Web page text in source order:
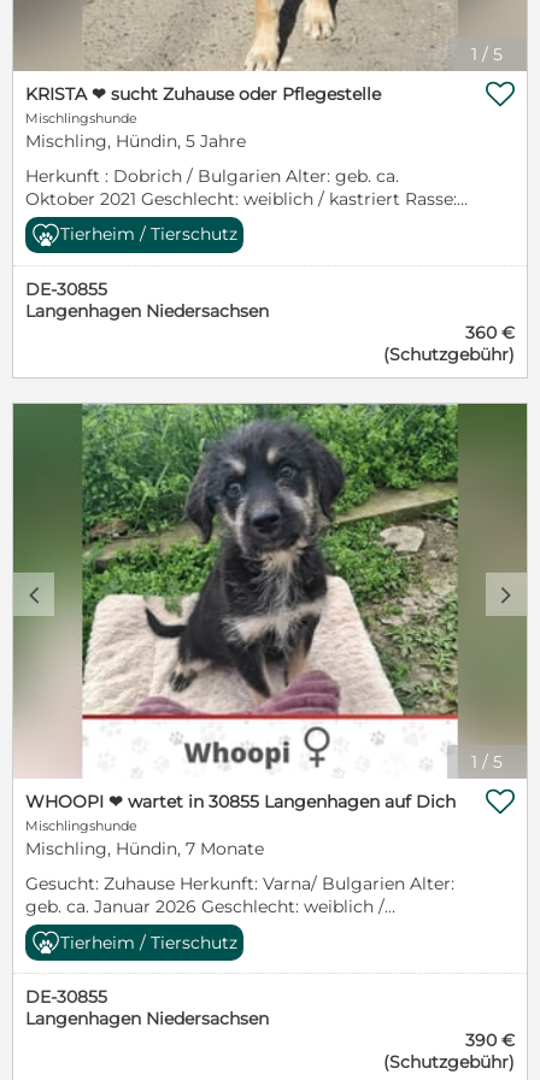
1 / 5
KRISTA ❤ sucht Zuhause oder Pflegestelle
Mischlingshunde
Mischling, Hündin, 5 Jahre
Herkunft : Dobrich / Bulgarien Alter: geb. ca.
Oktober 2021 Geschlecht: weiblich / kastriert Rasse:
Mischling mittel, Schulterhöhe: ca. 45cm, Gewicht:
ca. 12kg Ausreise ab: sofort Besonderheit: keine
Verträglich mit… Katzen: nicht bekannt Hunde: ja
Kinder: ja, keine Kleinkinder Charakter: freundlich
und verspielt, nur anfangs zurückhaltend Sicherheit:
Bemerkungen: keine Schwester von KRIS Interesse
geweckt? Wenn Sie nähere Informationen zu dem
Tier wünschen, schreiben Sie uns bitte eine
Nachricht.

Tierheim / Tierschutz
DE-30855
Langenhagen Niedersachsen
360 €
(Schutzgebühr)
1 / 5
c d
WHOOPI ❤ wartet in 30855 Langenhagen auf Dich
Mischlingshunde
Mischling, Hündin, 7 Monate
Gesucht: Zuhause Herkunft: Varna/ Bulgarien Alter:
geb. ca. Januar 2026 Geschlecht: weiblich /
unkastriert Rasse: Mischling mittel (Stand Juni 2026
ca. 40 cm) Besonderheit: keine Verträglich mit…
Hunde: ja Katzen: ja Kinder: keine Kleinkinder
Charakter: Whoopi ist eine bezaubernde junge
Hündin, die seit Anfang Juni auf ihrer Pflegestelle in
etwas vorsichtig und zurückhaltend – doch das Eis

Tierheim / Tierschutz
DE-30855
Langenhagen Niedersachsen
390 €
(Schutzgebühr)